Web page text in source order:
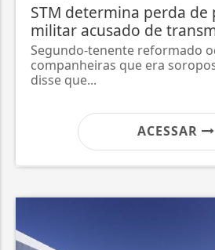
STM determina perda de
militar acusado de
Segundo-tenente reformado
companheiras que era
disse que...
ACESSAR